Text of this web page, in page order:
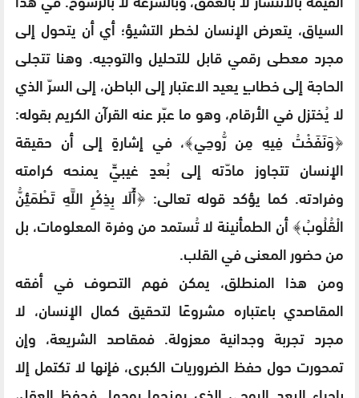
السياق، يتعرض الإنسان لخطر التشيؤ؛ أي أن يتحول إلى
مجرد معطى رقمي قابل للتحليل والتوجيه. وهنا تتجلى
الحاجة إلى خطابٍ يعيد الاعتبار إلى الباطن، إلى السرّ الذي
لا يُختزل في الأرقام، وهو ما عبّر عنه القرآن الكريم بقوله:
﴿وَنَفَخْتُ فِيهِ مِن رُّوحِي﴾، في إشارةٍ إلى أن حقيقة
الإنسان تتجاوز مادّته إلى بُعدٍ غيبيٍّ يمنحه كرامته
وفرادته. كما يؤكد قوله تعالى: ﴿أَلَا بِذِكْرِ اللَّهِ تَطْمَئِنُّ
الْقُلُوبُ﴾ أن الطمأنينة لا تُستمد من وفرة المعلومات، بل
من حضور المعنى في القلب.
ومن هذا المنطلق، يمكن فهم التصوف في أفقه
المقاصدي باعتباره مشروعًا لتحقيق كمال الإنسان، لا
مجرد تجربة وجدانية معزولة. فمقاصد الشريعة، وإن
تمحورت حول حفظ الضروريات الكبرى، فإنها لا تكتمل إلا